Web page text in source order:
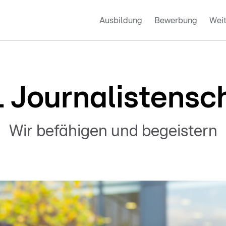
Ausbildung Bewerbung
Wir befähigen und begeistern